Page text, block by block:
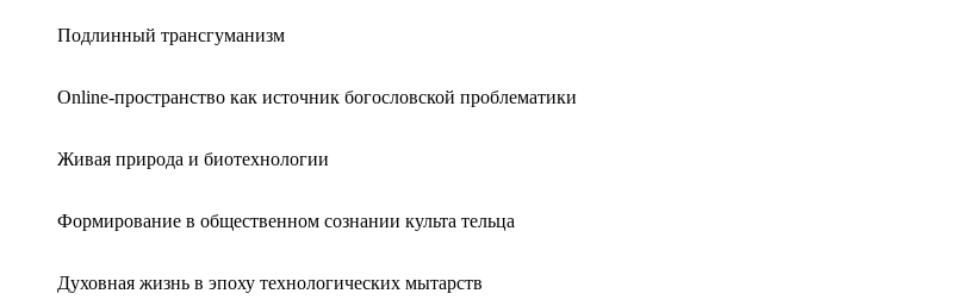
Подлинный трансгуманизм
Online-пространство как источник богословской проблематики
Живая природа и биотехнологии
Формирование в общественном сознании культа тельца
Духовная жизнь в эпоху технологических мытарств